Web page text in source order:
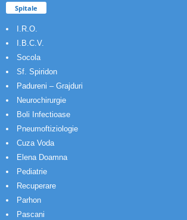
Spitale
I.R.O.
I.B.C.V.
Socola
Sf. Spiridon
Padureni – Grajduri
Neurochirurgie
Boli Infectioase
Pneumoftiziologie
Cuza Voda
Elena Doamna
Pediatrie
Recuperare
Parhon
Pascani